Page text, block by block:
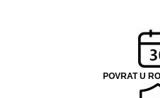
POVRAT U